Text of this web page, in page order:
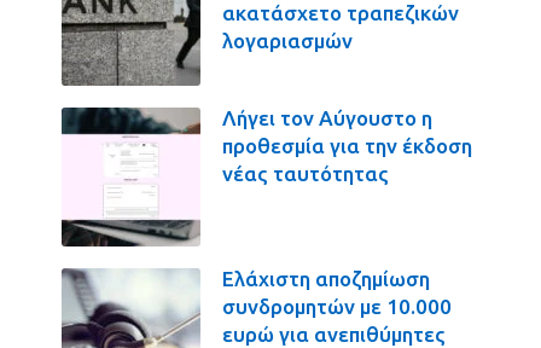
ακατάσχετο τραπεζικών
λογαριασμών
Λήγει τον Αύγουστο η
προθεσμία για την έκδοση
νέας ταυτότητας
Ελάχιστη αποζημίωση
συνδρομητών με 10.000
ευρώ για ανεπιθύμητες